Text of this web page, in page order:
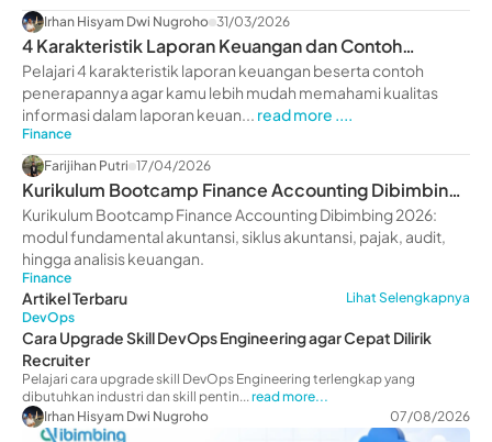
Irhan Hisyam Dwi Nugroho 31/03/2026
4 Karakteristik Laporan Keuangan dan Contoh
Penerapannya
Pelajari 4 karakteristik laporan keuangan beserta contoh
penerapannya agar kamu lebih mudah memahami kualitas
informasi dalam laporan keuan... read more ....
Finance
Farijihan Putri 17/04/2026
Kurikulum Bootcamp Finance Accounting Dibimbing
2026: Modul Lengkap & Benefit
Kurikulum Bootcamp Finance Accounting Dibimbing 2026:
modul fundamental akuntansi, siklus akuntansi, pajak, audit,
hingga analisis keuangan.
Finance
Artikel Terbaru
Lihat Selengkapnya
DevOps
Cara Upgrade Skill DevOps Engineering agar Cepat Dilirik
Recruiter
Pelajari cara upgrade skill DevOps Engineering terlengkap yang
dibutuhkan industri dan skill pentin...read more...
Irhan Hisyam Dwi Nugroho
07/08/2026